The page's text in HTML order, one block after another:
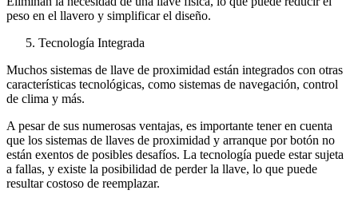
peso en el llavero y simplificar el diseño.
Tecnología Integrada
Muchos sistemas de llave de proximidad están integrados con otras
características tecnológicas, como sistemas de navegación, control
de clima y más.
A pesar de sus numerosas ventajas, es importante tener en cuenta
que los sistemas de llaves de proximidad y arranque por botón no
están exentos de posibles desafíos. La tecnología puede estar sujeta
a fallas, y existe la posibilidad de perder la llave, lo que puede
resultar costoso de reemplazar.